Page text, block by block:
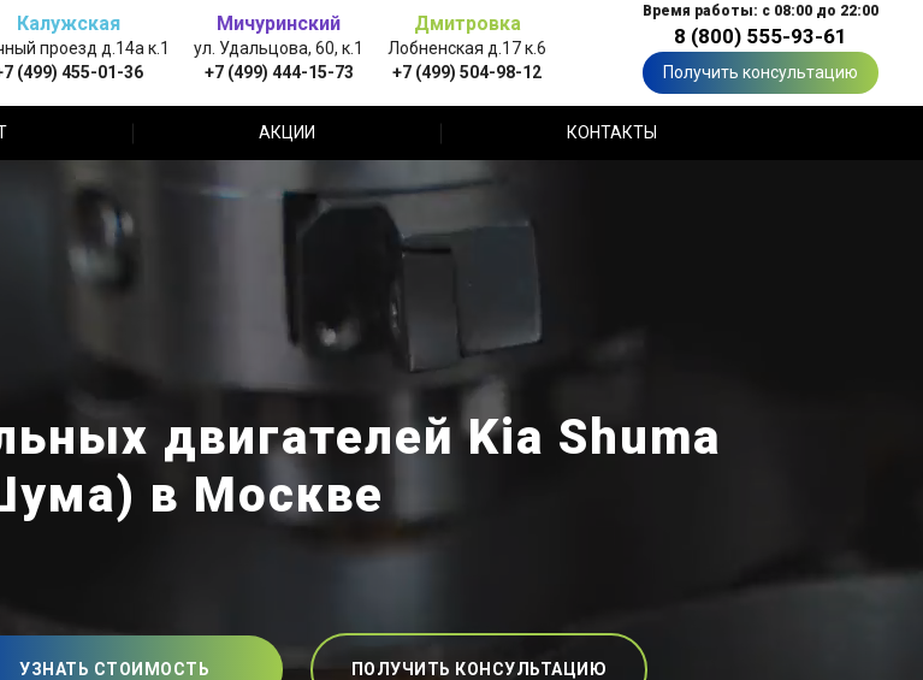
Калужская
проезд д.14а к.1
(499) 455-01-36
Мичуринский
ул. Удальцова, 60, к.1
+7 (499) 444-15-73
Дмитровка
Лобненская д.17 к.6
+7 (499) 504-98-12
Время работы: с 08:00 до 22:00
8 (800) 555-93-61
Получить консультацию
АКЦИИ КОНТАКТЫ
двигателей Kia Shuma
в Москве
УЗНАТЬ СТОИМОСТЬ ПОЛУЧИТЬ КОНСУЛЬТАЦИЮ